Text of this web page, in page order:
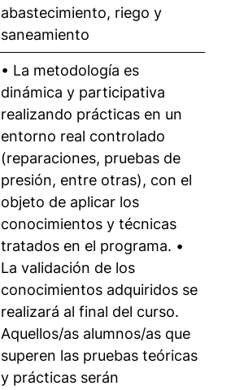
abastecimiento, riego y
saneamiento
• La metodología es
dinámica y participativa
realizando prácticas en un
entorno real controlado
(reparaciones, pruebas de
presión, entre otras), con el
objeto de aplicar los
conocimientos y técnicas
tratados en el programa. •
La validación de los
conocimientos adquiridos se
realizará al final del curso.
Aquellos/as alumnos/as que
superen las pruebas teóricas
y prácticas serán